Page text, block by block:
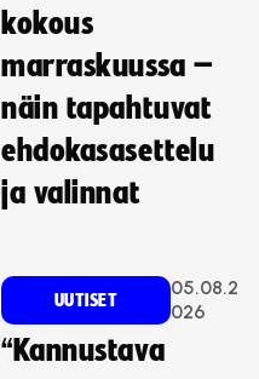
kokous
marraskuussa –
näin tapahtuvat
ehdokasasettelu
ja valinnat
UUTISET
05.08.2
026
“Kannustava